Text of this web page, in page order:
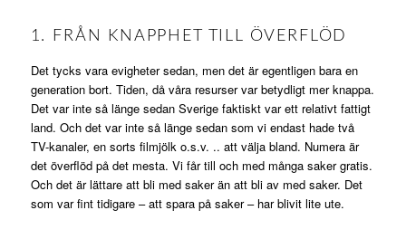
1. FRÅN KNAPPHET TILL ÖVERFLÖD
Det tycks vara evigheter sedan, men det är egentligen bara en
generation bort. Tiden, då våra resurser var betydligt mer knappa.
Det var inte så länge sedan Sverige faktiskt var ett relativt fattigt
land. Och det var inte så länge sedan som vi endast hade två
TV-kanaler, en sorts filmjölk o.s.v. .. att välja bland. Numera är
det överflöd på det mesta. Vi får till och med många saker gratis.
Och det är lättare att bli med saker än att bli av med saker. Det
som var fint tidigare – att spara på saker – har blivit lite ute.